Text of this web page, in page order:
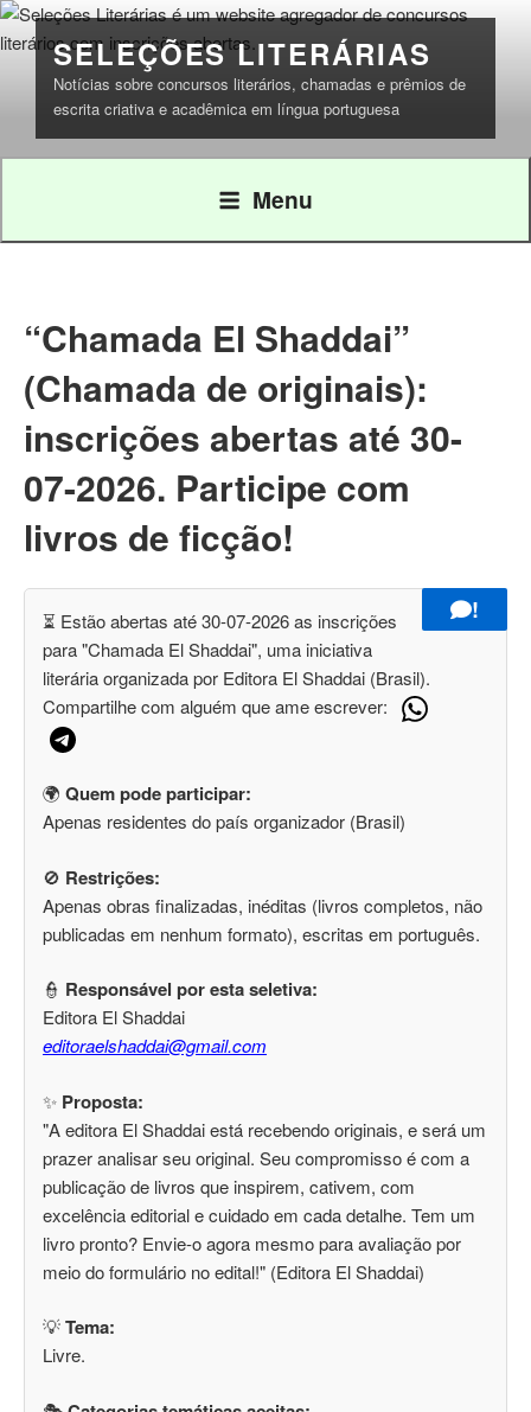
Pular
para
conteúdo
SELEÇÕES LITERÁRIAS
Notícias sobre concursos literários, chamadas e prêmios de
escrita criativa e acadêmica em língua portuguesa
Menu
“Chamada El Shaddai”
(Chamada de originais):
inscrições abertas até 30-
07-2026. Participe com
livros de ficção!
!
⏳ Estão abertas até 30-07-2026 as inscrições
para "Chamada El Shaddai", uma iniciativa
literária organizada por Editora El Shaddai (Brasil).
Compartilhe com alguém que ame escrever:
🌍 Quem pode participar:
Apenas residentes do país organizador (Brasil)
🚫 Restrições:
Apenas obras finalizadas, inéditas (livros completos, não
publicadas em nenhum formato), escritas em português.
👮 Responsável por esta seletiva:
Editora El Shaddai
editoraelshaddai@gmail.com
✨ Proposta:
"A editora El Shaddai está recebendo originais, e será um
prazer analisar seu original. Seu compromisso é com a
publicação de livros que inspirem, cativem, com
excelência editorial e cuidado em cada detalhe. Tem um
livro pronto? Envie-o agora mesmo para avaliação por
meio do formulário no edital!" (Editora El Shaddai)
💡Tema:
Livre.